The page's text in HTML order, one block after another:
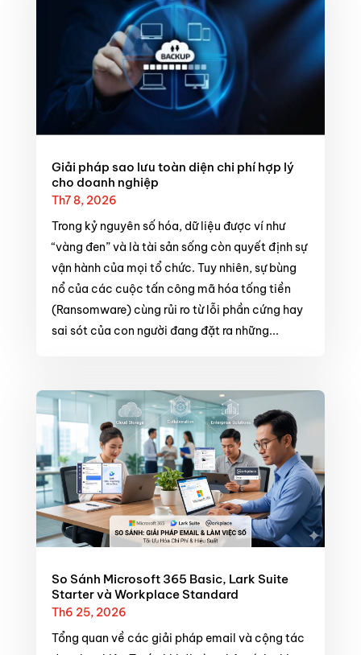
Giải pháp sao lưu toàn diện chi phí hợp lý
cho doanh nghiệp
Th7 8, 2026
Trong kỷ nguyên số hóa, dữ liệu được ví như
“vàng đen” và là tài sản sống còn quyết định sự
vận hành của mọi tổ chức. Tuy nhiên, sự bùng
nổ của các cuộc tấn công mã hóa tống tiền
(Ransomware) cùng rủi ro từ lỗi phần cứng hay
sai sót của con người đang đặt ra những...
So Sánh Microsoft 365 Basic, Lark Suite
Starter và Workplace Standard
Th6 25, 2026
Tổng quan về các giải pháp email và cộng tác